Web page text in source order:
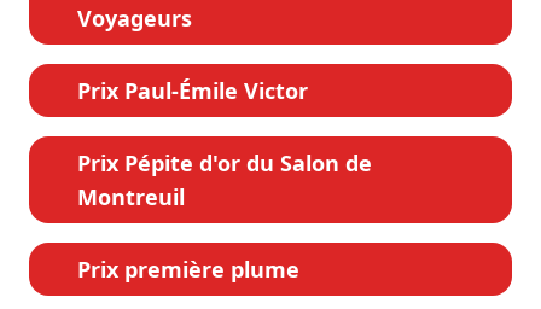
Voyageurs
Prix Paul-Émile Victor
Prix Pépite d'or du Salon de
Montreuil
Prix première plume